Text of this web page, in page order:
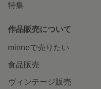
特集
作品販売について
minneで売りたい
食品販売
ヴィンテージ販売